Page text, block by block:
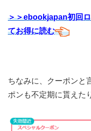
＞＞ebookjapan初回
てお得に読む
ちなみに、クーポンと
ポンも不定期に貰えた